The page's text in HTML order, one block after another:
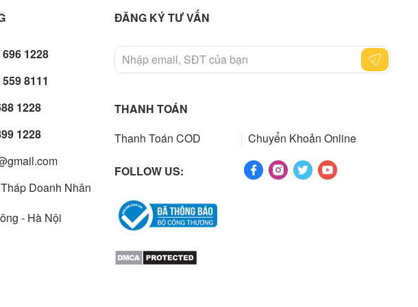
1228
8111
1228
1228
Doanh Nhân
- Hà Nội
ĐĂNG KÝ TƯ VẤN
THANH TOÁN
Thanh Toán COD
Chuyển Khoản Online
FOLLOW US: